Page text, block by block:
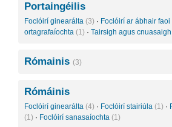
Portaingéilis
Foclóirí ginearálta (3) · Foclóirí ar ábhair faoi
ortagrafaíochta (1) · Tairsigh agus cnuasaigh
Rómainis (3)
Rómáinis
Foclóirí ginearálta (4) · Foclóirí stairiúla (1) ·
(1) · Foclóirí sanasaíochta (1)